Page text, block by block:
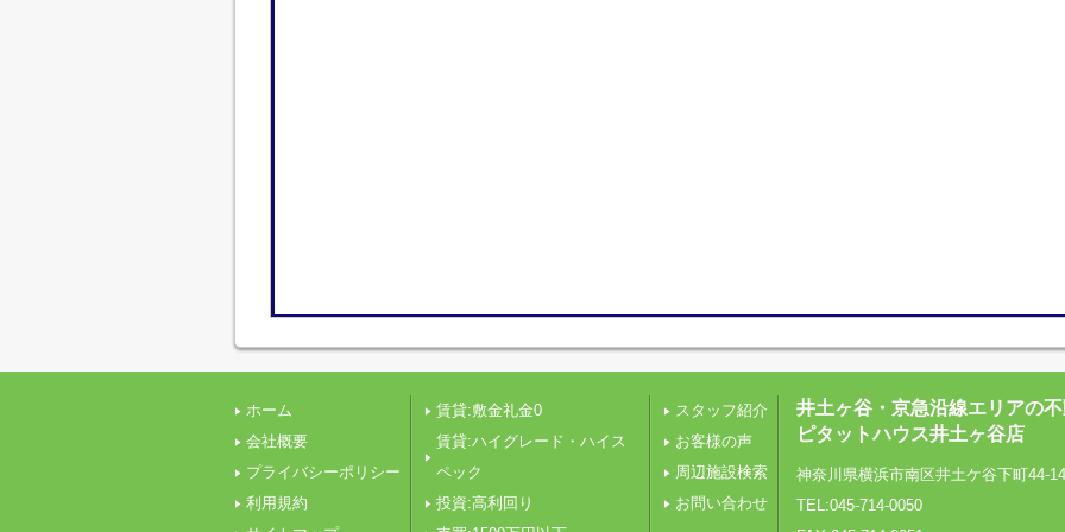
ホーム
会社概要
プライバシーポリシー
利用規約
賃貸:敷金礼金0
賃貸:ハイグレード・ハイス
ペック
投資:高利回り
スタッフ紹介
お客様の声
周辺施設検索
お問い合わせ
井土ヶ谷・京急沿線エリアの
ピタットハウス井土ヶ谷店
神奈川県横浜市南区井土ケ谷下町44-14
TEL:045-714-0050